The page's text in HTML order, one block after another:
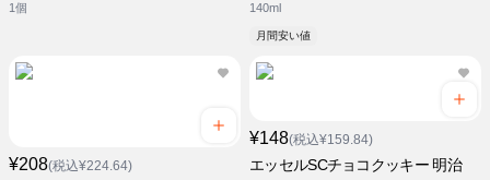
1個 140ml
月間安い値
¥208(税込¥224.64)
¥148(税込¥159.84)
エッセルSCチョコクッキー 明治